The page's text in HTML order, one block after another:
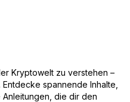
Kryptowelt zu verstehen –
spannende Inhalte,
die dir den